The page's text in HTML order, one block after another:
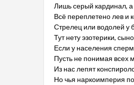
Лишь серый кардинал, а
Всё переплетено лев и
Стрелец или водолей у
Тут нету эзотерики,
Если у населения
Пусть не понимая всех
Из нас лепят
Но чья наркоимперия